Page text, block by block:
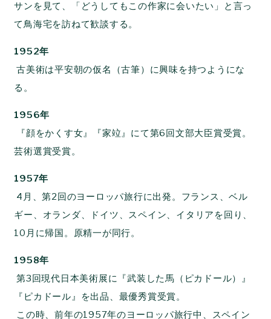
サンを見て、「どうしてもこの作家に会いたい」と言っ
て鳥海宅を訪ねて歓談する。
1952年
古美術は平安朝の仮名（古筆）に興味を持つようにな
る。
1956年
『顔をかくす女』『家竝』にて第6回文部大臣賞受賞。
芸術選賞受賞。
1957年
4月、第2回のヨーロッパ旅行に出発。フランス、ベル
ギー、オランダ、ドイツ、スペイン、イタリアを回り、
10月に帰国。原精一が同行。
1958年
第3回現代日本美術展に『武装した馬（ピカドール）』
『ピカドール』を出品、最優秀賞受賞。
この時、前年の1957年のヨーロッパ旅行中、スペイン